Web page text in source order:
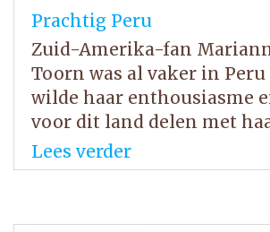
Prachtig Peru
Zuid-Amerika-fan
Toorn was al vaker in Peru
wilde haar enthousiasme
voor dit land delen met
Lees verder